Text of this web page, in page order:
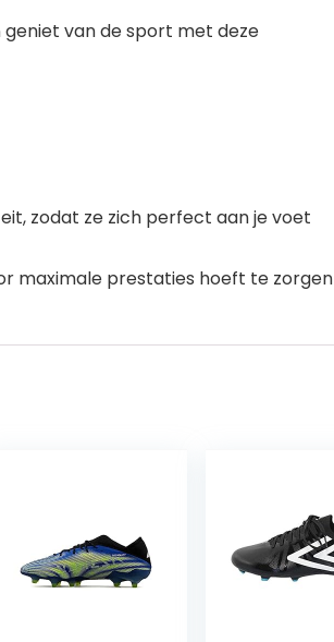
geniet van de sport met deze
zodat ze zich perfect aan je voet
maximale prestaties hoeft te zorgen